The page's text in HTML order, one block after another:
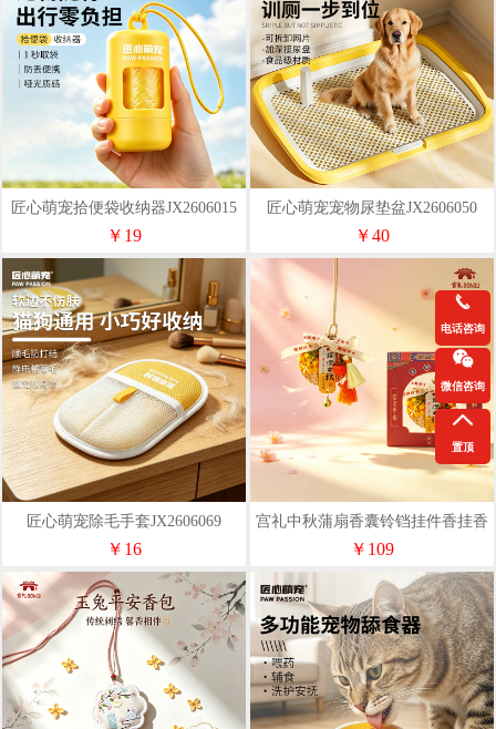
匠心萌宠拾便袋收纳器JX2606015
￥19
匠心萌宠宠物尿垫盆JX2606050
￥40
匠心萌宠除毛手套JX2606069
￥16
宫礼中秋蒲扇香囊铃铛挂件香挂香
包随身佩戴礼物中秋送礼
￥109
电话咨询
微信咨询
置顶